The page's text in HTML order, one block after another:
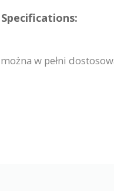
w pełni